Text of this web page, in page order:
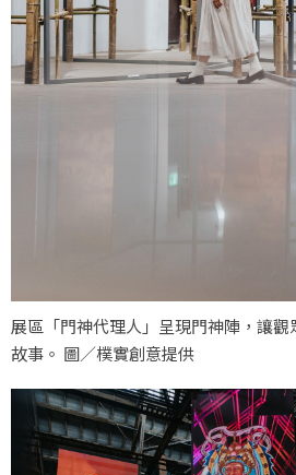
展區「門神代理人」呈現門神陣，讓
故事。 圖／樸實創意提供